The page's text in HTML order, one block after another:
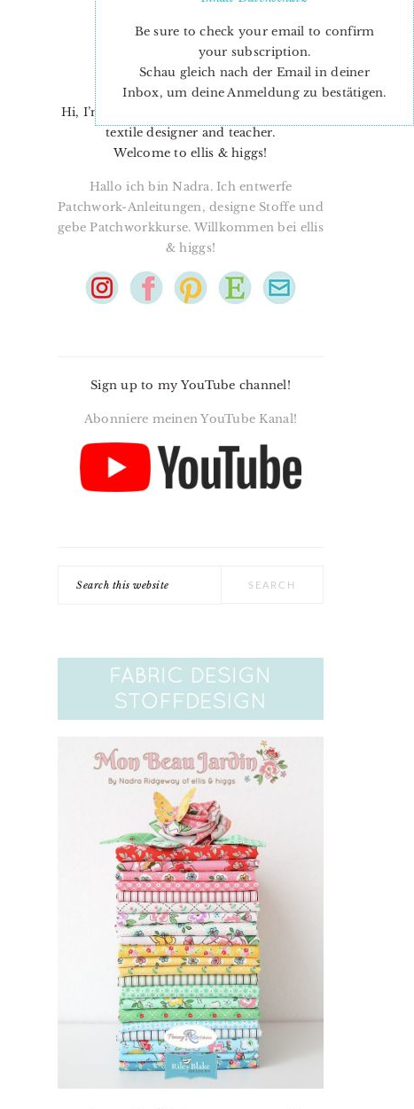
Hi, I’m Nadra. I’m a quilt pattern designer,
textile designer and teacher.
Welcome to ellis & higgs!
Hallo ich bin Nadra. Ich entwerfe
Patchwork-Anleitungen, designe Stoffe und
gebe Patchworkkurse. Willkommen bei ellis
& higgs!
Sign up to my YouTube channel!
Abonniere meinen YouTube Kanal!
Be sure to check your email to confirm
your subscription.
Schau gleich nach der Email in deiner
Inbox, um deine Anmeldung zu bestätigen.